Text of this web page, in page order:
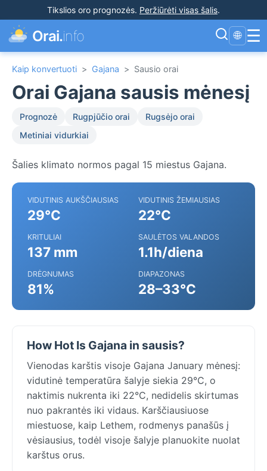
Tikslios oro prognozės. Peržiūrėti visas šalis.
Orai.info 🌐 ☰
Kaip konvertuoti > Gajana > Sausio orai
Orai Gajana sausis mėnesį
Prognozė Rugpjūčio orai
Rugsėjo orai
Metiniai vidurkiai
Šalies klimato normos pagal 15 miestus Gajana.
VIDUTINIS AUKŠČIAUSIAS
29°C
VIDUTINIS ŽEMIAUSIAS
22°C
KRITULIAI
137 mm
SAULĖTOS VALANDOS
1.1h/diena
DRĖGNUMAS
81%
DIAPAZONAS
28–33°C
How Hot Is Gajana in sausis?
Vienodas karštis visoje Gajana January mėnesį:
vidutinė temperatūra šalyje siekia 29°C, o
naktimis nukrenta iki 22°C, nedidelis skirtumas
nuo pakrantės iki vidaus. Karščiausiuose
miestuose, kaip Lethem, rodmenys panašūs į
vėsiausius, todėl visoje šalyje planuokite nuolat
karštus orus.